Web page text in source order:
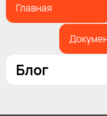
Главная
Блог